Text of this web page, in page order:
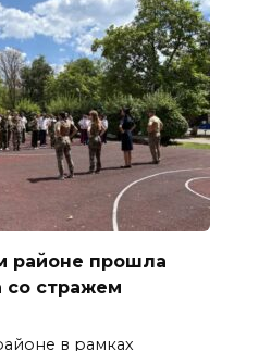
районе прошла
со стражем
в рамках